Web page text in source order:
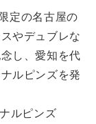
定の名古屋の
やデュブレな
し、愛知を代
ルピンズを発